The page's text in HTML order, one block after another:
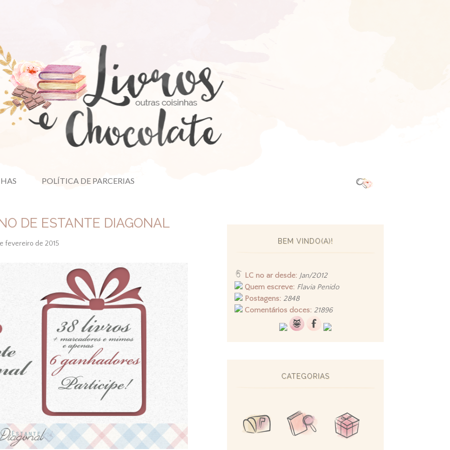
POLÍTICA DE PARCERIAS
DE ESTANTE DIAGONAL
fevereiro de 2015 BEM VINDO(A)!
LC no ar desde: Jan/2012
Quem escreve: Flavia Penido
Postagens: 2848
Comentários doces: 21896
CATEGORIAS